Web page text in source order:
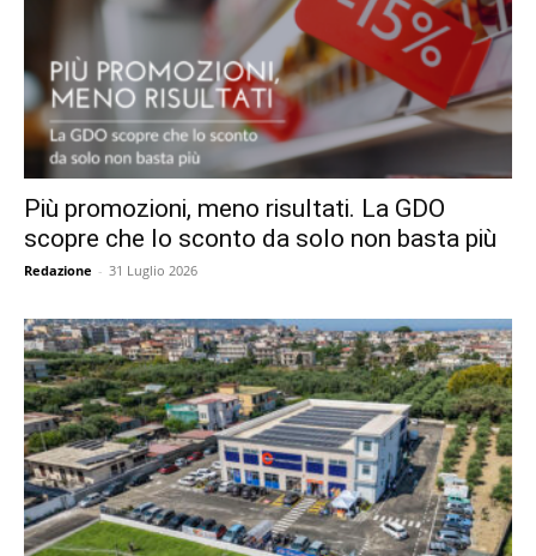
Più promozioni, meno risultati. La GDO
scopre che lo sconto da solo non basta più
Redazione - 31 Luglio 2026